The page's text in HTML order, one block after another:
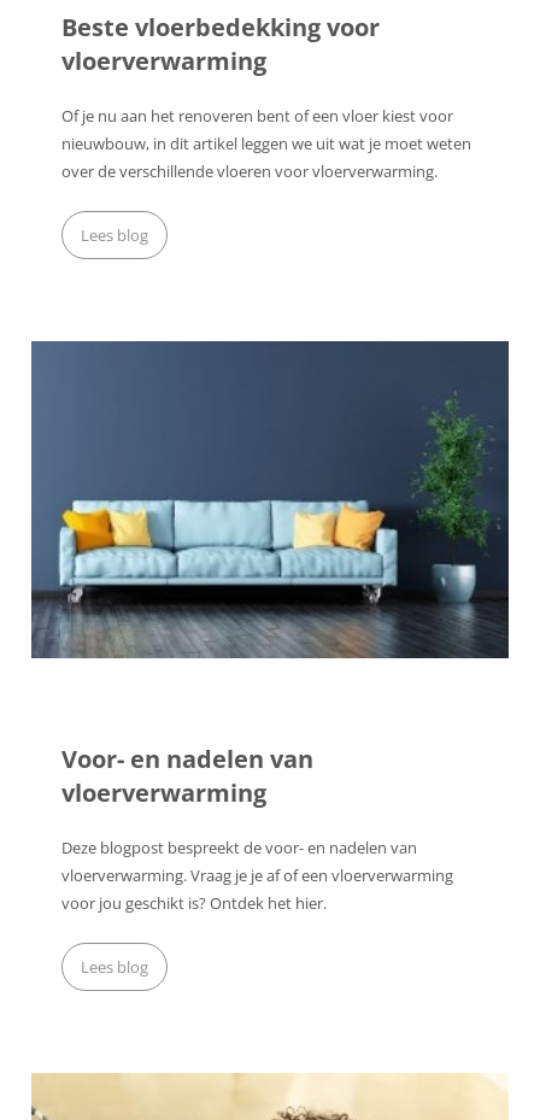
Beste vloerbedekking voor
vloerverwarming
Of je nu aan het renoveren bent of een vloer kiest voor
nieuwbouw, in dit artikel leggen we uit wat je moet weten
over de verschillende vloeren voor vloerverwarming.
Lees blog
Voor- en nadelen van
vloerverwarming
Deze blogpost bespreekt de voor- en nadelen van
vloerverwarming. Vraag je je af of een vloerverwarming
voor jou geschikt is? Ontdek het hier.
Lees blog